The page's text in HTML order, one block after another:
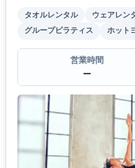
タオルレンタル ウェアレン
グループピラティス
ホット
営業時間
ー